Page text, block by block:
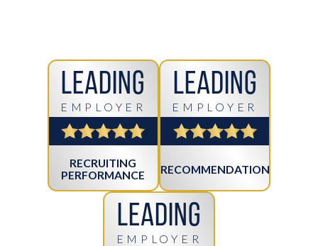
Leading
EMPLOYER
RECRUITING
PERFORMANCE
Leading
EMPLOYER
RECOMMENDATION
Leading
EMPLOYER